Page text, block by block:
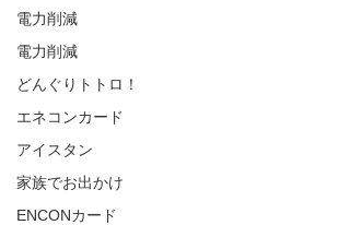
電力削減
電力削減
どんぐりトトロ！
エネコンカード
アイスタン
家族でお出かけ
ENCONカード